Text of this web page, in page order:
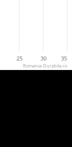
25 30 35
Romania-Durabila.ro